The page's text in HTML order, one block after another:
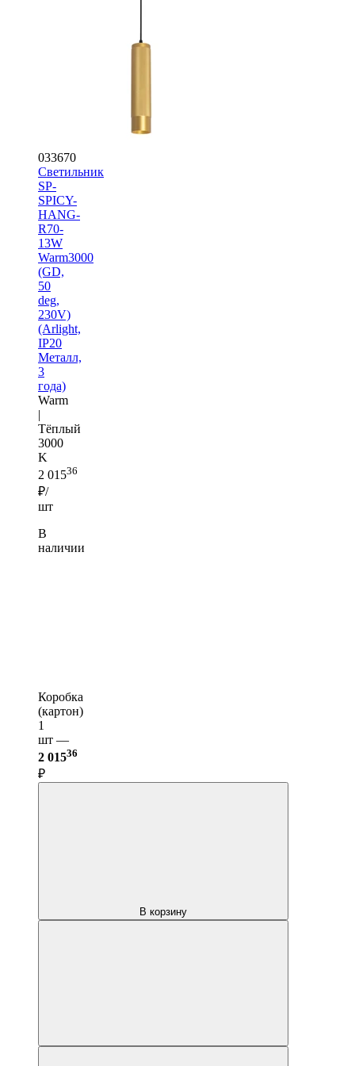
033670
Светильник
SP-
SPICY-
HANG-
R70-
13W
Warm3000
(GD,
50
deg,
230V)
(Arlight,
IP20
Металл,
3
года)
Warm
|
Тёплый
3000
K
2 01536
₽/
шт
В
наличии
Коробка
(картон)
1
шт —
2 01536
₽
В корзину